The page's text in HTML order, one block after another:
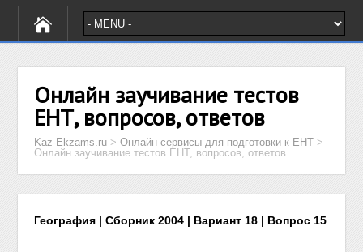
Онлайн заучивание тестов
ЕНТ, вопросов, ответов
Kaz-Ekzams.ru >Онлайн сервисы для подготовки к ЕНТ >
Онлайн заучивание тестов ЕНТ, вопросов, ответов
География | Сборник 2004 | Вариант 18 | Вопрос 15